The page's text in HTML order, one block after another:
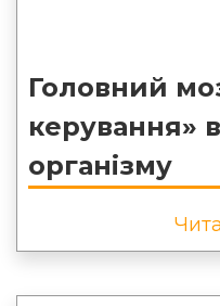
Головний
керування»
організму